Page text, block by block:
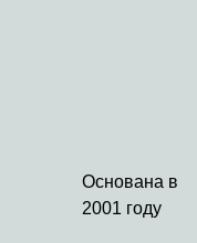
Основана в
2001 году